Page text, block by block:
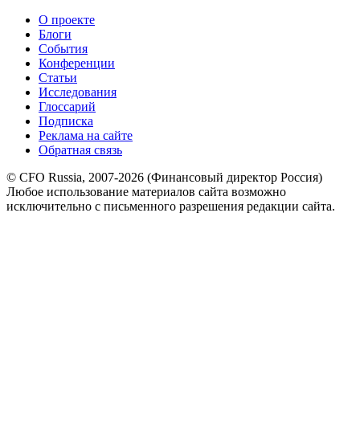
О проекте
Блоги
События
Конференции
Статьи
Исследования
Глоссарий
Подписка
Реклама на сайте
Обратная связь
© CFO Russia, 2007-2026 (Финансовый директор Россия)
Любое использование материалов сайта возможно
исключительно с письменного разрешения редакции сайта.